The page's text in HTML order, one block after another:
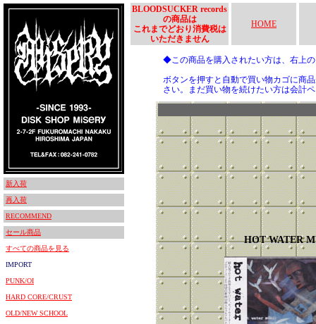
新入荷
再入荷
RECOMMEND
セール商品
すべての商品を見る
IMPORT
PUNK/OI
HARD CORE/CRUST
OLD/NEW SCHOOL
BLOODSUCKER records
の商品は
これまでどおり消費税は
いただきません
HOME
◆この商品を購入されたい方は、右上
ボタンを押すと自動で買い物カゴに商
さい。まだ買い物を続けたい方は会計
HOT WATER